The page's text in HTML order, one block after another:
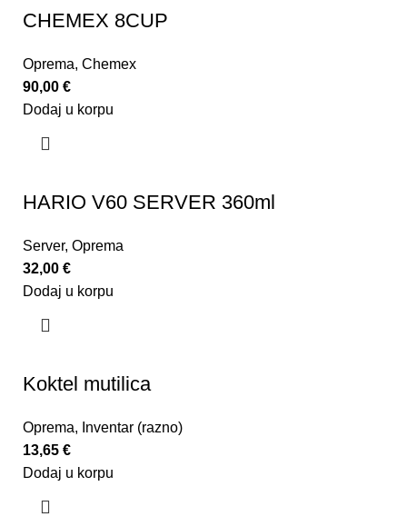
CHEMEX 8CUP
Oprema, Chemex
90,00 €
Dodaj u korpu
HARIO V60 SERVER 360ml
Server, Oprema
32,00 €
Dodaj u korpu
Koktel mutilica
Oprema, Inventar (razno)
13,65 €
Dodaj u korpu